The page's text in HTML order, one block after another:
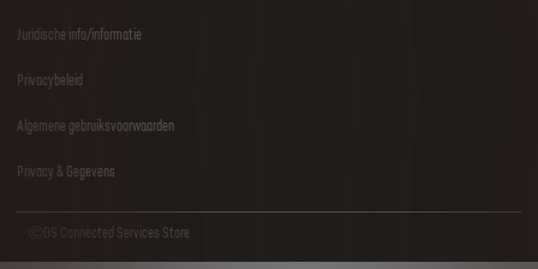
Juridische info/informatie
Privacybeleid
Algemene gebruiksvoorwaarden
Privacy & Gegevens
ⒸDS Connected Services Store